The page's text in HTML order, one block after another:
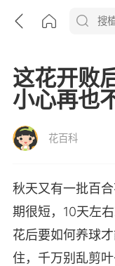
这花开败
小心再也
花百科
秋天又有一批百
期很短，10天左
花后要如何养球
住，千万别乱剪